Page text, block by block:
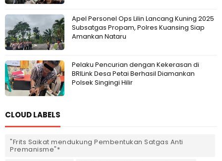
Apel Personel Ops Lilin Lancang Kuning 2025
Subsatgas Propam, Polres Kuansing Siap
Amankan Nataru
Pelaku Pencurian dengan Kekerasan di
BRILink Desa Petai Berhasil Diamankan
Polsek Singingi Hilir
CLOUD LABELS
"Frits Saikat mendukung Pembentukan Satgas Anti
Premanisme"*